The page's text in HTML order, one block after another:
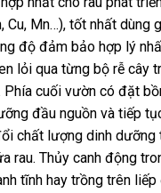
Cu, Mn…), tốt nhất dùng
độ đảm bảo hợp lý
lỏi qua từng bộ rễ cây
cuối vườn có đặt
đầu nguồn và tiếp
chất lượng dinh dưỡng
rau. Thủy canh động
tĩnh hay trồng trên liếp